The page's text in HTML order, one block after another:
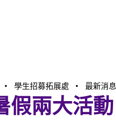
學生招募拓展處 最新消息
假兩大活動